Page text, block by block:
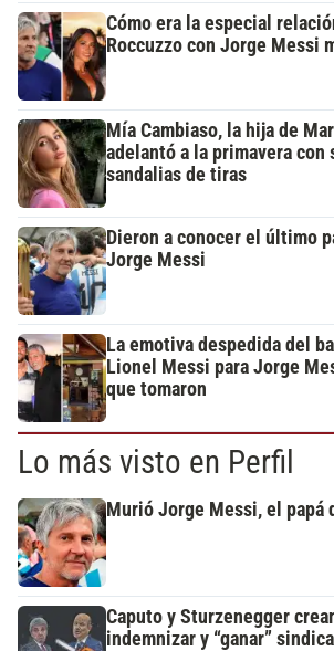
Cómo era la especial
Roccuzzo con Jorge Messi
Mía Cambiaso, la hija de
adelantó a la primavera
sandalias de tiras
Dieron a conocer el último
Jorge Messi
La emotiva despedida del
Lionel Messi para Jorge
que tomaron
Lo más visto en Perfil
Murió Jorge Messi, el papá
Caputo y Sturzenegger
indemnizar y “ganar”